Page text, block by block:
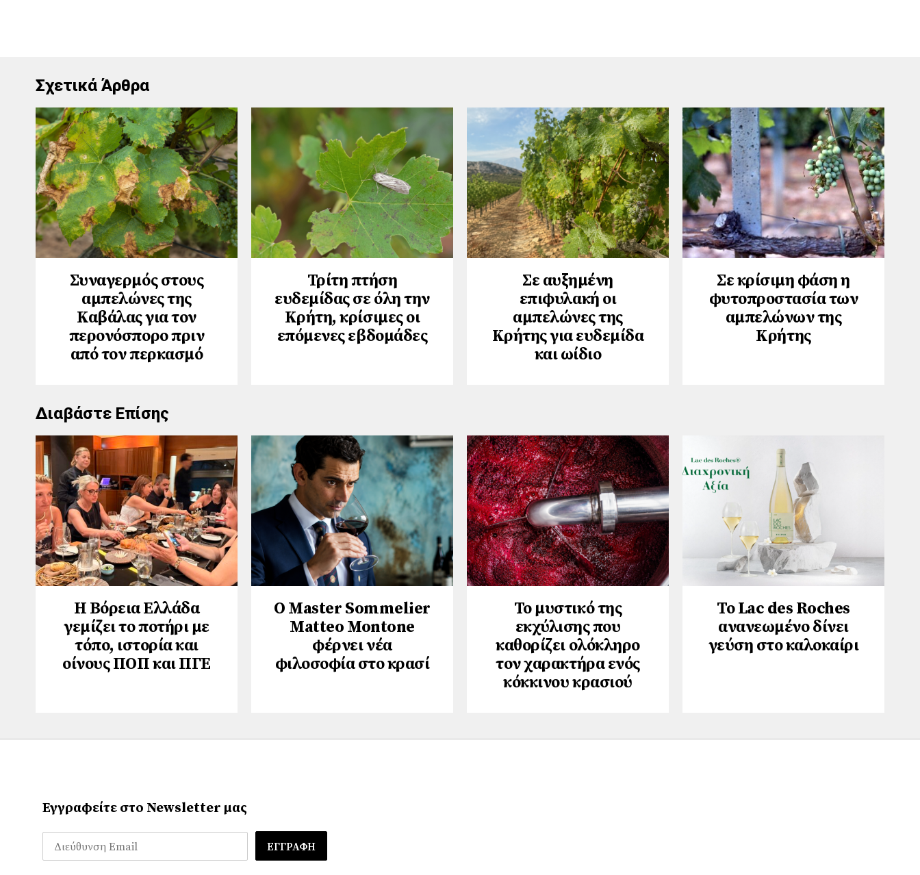
Σχετικά Άρθρα
Συναγερμός στους
αμπελώνες της
Καβάλας για τον
περονόσπορο πριν
από τον περκασμό
Τρίτη πτήση
ευδεμίδας σε όλη την
Κρήτη, κρίσιμες οι
επόμενες εβδομάδες
Σε αυξημένη
επιφυλακή οι
αμπελώνες της
Κρήτης για ευδεμίδα
και ωίδιο
Σε κρίσιμη φάση η
φυτοπροστασία των
αμπελώνων της
Κρήτης
Διαβάστε Επίσης
Η Βόρεια Ελλάδα
γεμίζει το ποτήρι με
τόπο, ιστορία και
οίνους ΠΟΠ και ΠΓΕ
Ο Master Sommelier
Matteo Montone
φέρνει νέα
φιλοσοφία στο κρασί
Το μυστικό της
εκχύλισης που
καθορίζει ολόκληρο
τον χαρακτήρα ενός
κόκκινου κρασιού
Το Lac des Roches
ανανεωμένο δίνει
γεύση στο καλοκαίρι
Εγγραφείτε στο Newsletter μας